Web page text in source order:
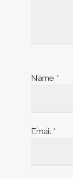
Name *
Email *